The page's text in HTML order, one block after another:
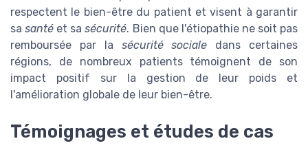
respectent le bien-être du patient et visent à garantir
sasanté et sasécurité. Bien que l'étiopathie ne soit pas
remboursée par la sécurité sociale dans certaines
régions, de nombreux patients témoignent de son
impact positif sur la gestion de leur poids et
l'amélioration globale de leur bien-être.
Témoignages et études de cas